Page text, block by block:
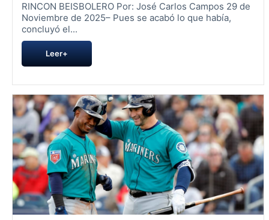
RINCON BEISBOLERO Por: José Carlos Campos 29 de
Noviembre de 2025– Pues se acabó lo que había,
concluyó el...
Leer+